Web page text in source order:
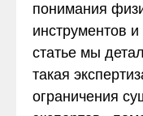
понимания
инструментов
статье мы
такая
ограничения